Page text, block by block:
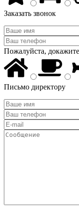
Заказать звонок
Пожалуйста,
Письмо директору